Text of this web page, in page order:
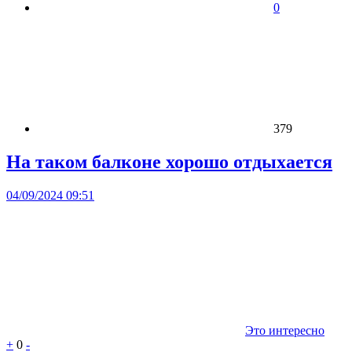
0
379
На таком балконе хорошо отдыхается
04/09/2024 09:51
Это интересно
+ 0 -